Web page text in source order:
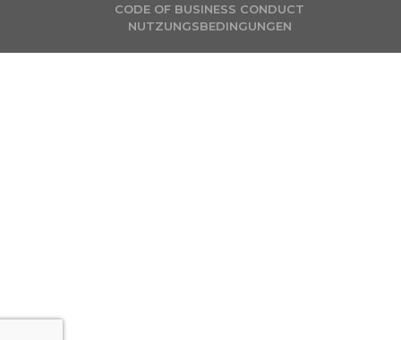
CODE OF BUSINESS CONDUCT
NUTZUNGSBEDINGUNGEN